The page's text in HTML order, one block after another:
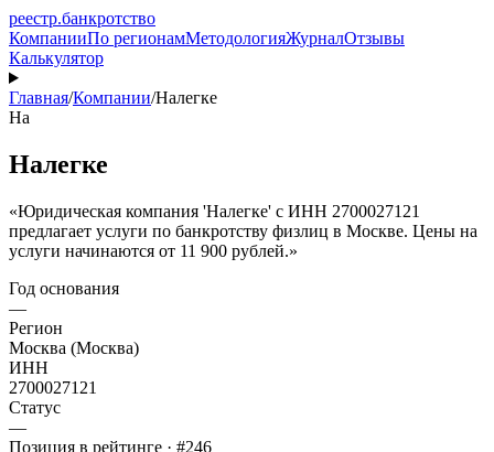
реестр.банкротство
КомпанииПо регионамМетодологияЖурналОтзывы
Калькулятор
Главная/Компании/Налегке
На
Налегке
«Юридическая компания 'Налегке' с ИНН 2700027121
предлагает услуги по банкротству физлиц в Москве. Цены на
услуги начинаются от 11 900 рублей.»
Год основания
—
Регион
Москва (Москва)
ИНН
2700027121
Статус
—
Позиция в рейтинге · #246